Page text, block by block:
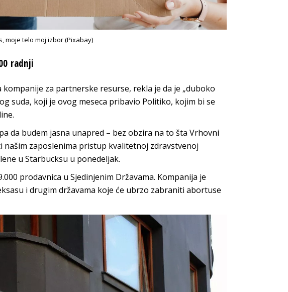
moje telo moj izbor (Pixabay)
radnji
za partnerske resurse, rekla je da je „duboko
suda, koji je ovog meseca pribavio Politiko, kojim bi se
da budem jasna unapred – bez obzira na to šta Vrhovni
našim zaposlenima pristup kvalitetnoj zdravstvenoj
u Starbucksu u ponedeljak.
prodavnica u Sjedinjenim Državama. Kompanija je
i drugim državama koje će ubrzo zabraniti abortuse